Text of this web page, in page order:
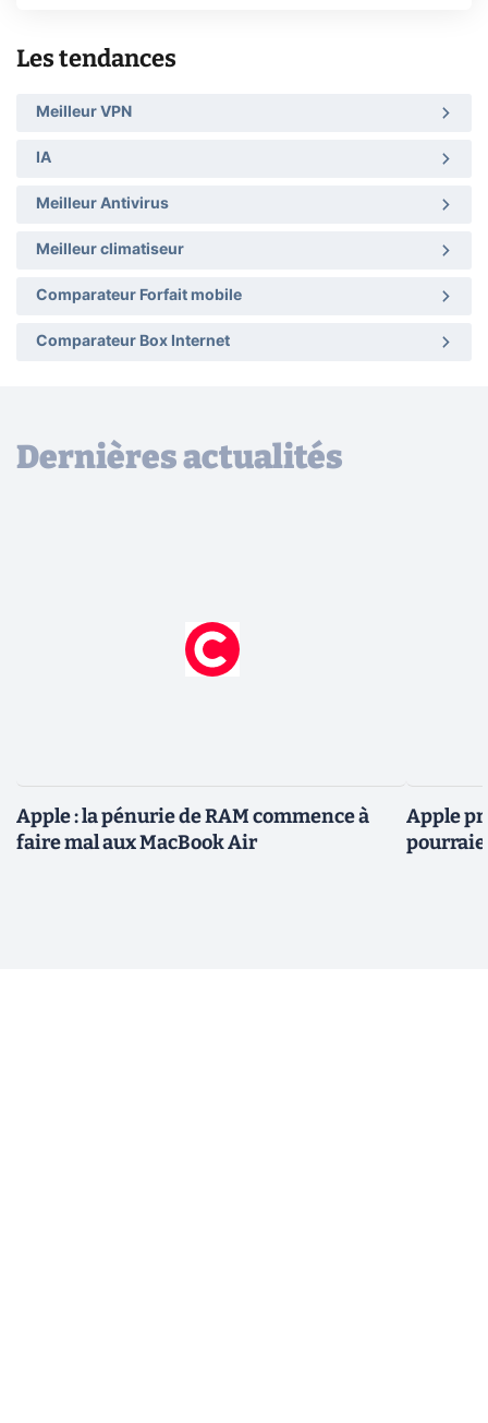
Les tendances
Meilleur VPN
IA
Meilleur Antivirus
Meilleur climatiseur
Comparateur Forfait mobile
Comparateur Box Internet
Dernières actualités
Apple : la pénurie de RAM commence à
faire mal aux MacBook Air
Apple